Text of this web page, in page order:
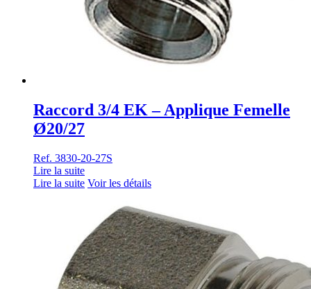
Raccord 3/4 EK – Applique Femelle
Ø20/27
Ref. 3830-20-27S
Lire la suite
Lire la suite Voir les détails